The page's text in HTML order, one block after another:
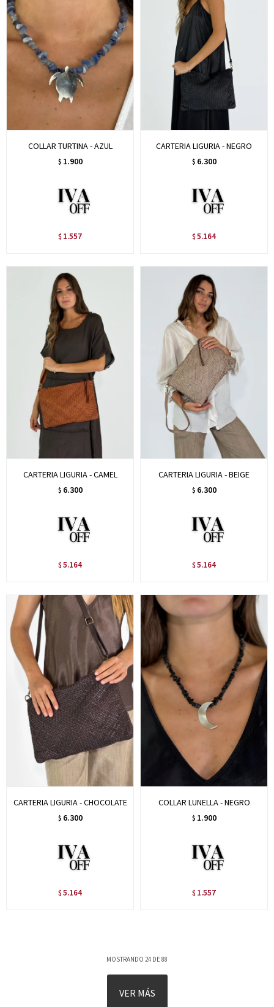
COLLAR TURTINA - AZUL
$ 1.900
$ 1.557
CARTERIA LIGURIA - NEGRO
$ 6.300
$ 5.164
CARTERIA LIGURIA - CAMEL
$ 6.300
$ 5.164
CARTERIA LIGURIA - BEIGE
$ 6.300
$ 5.164
CARTERIA LIGURIA - CHOCOLATE
$ 6.300
$ 5.164
COLLAR LUNELLA - NEGRO
$ 1.900
$ 1.557
MOSTRANDO 24 DE88
VER MÁS